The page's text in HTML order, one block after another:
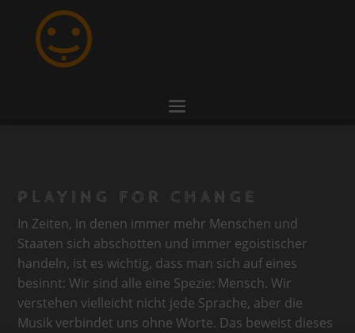
PLAYING FOR CHANGE
In Zeiten, in denen immer mehr Menschen und
Staaten sich abschotten und immer egoistischer
handeln, ist es wichtig, dass man sich auf eines
besinnt: Wir sind alle eine Spezie: Mensch. Wir
verstehen vielleicht nicht jede Sprache, aber die
Musik verbindet uns ohne Worte. Das beweist dieses